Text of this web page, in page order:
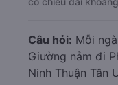
Câu hỏi: Mỗi
Giường nằm đi
Ninh Thuận Tân